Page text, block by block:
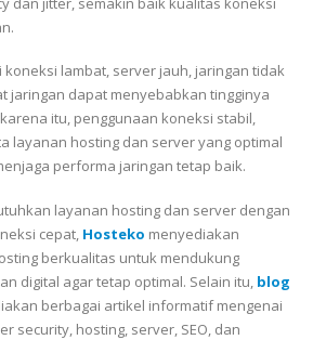
lambat, server jauh, jaringan tidak
jaringan dapat menyebabkan tingginya
itu, penggunaan koneksi stabil,
layanan hosting dan server yang optimal
performa jaringan tetap baik.
layanan hosting dan server dengan
cepat, Hosteko menyediakan
berkualitas untuk mendukung
digital agar tetap optimal. Selain itu, blog
berbagai artikel informatif mengenai
security, hosting, server, SEO, dan